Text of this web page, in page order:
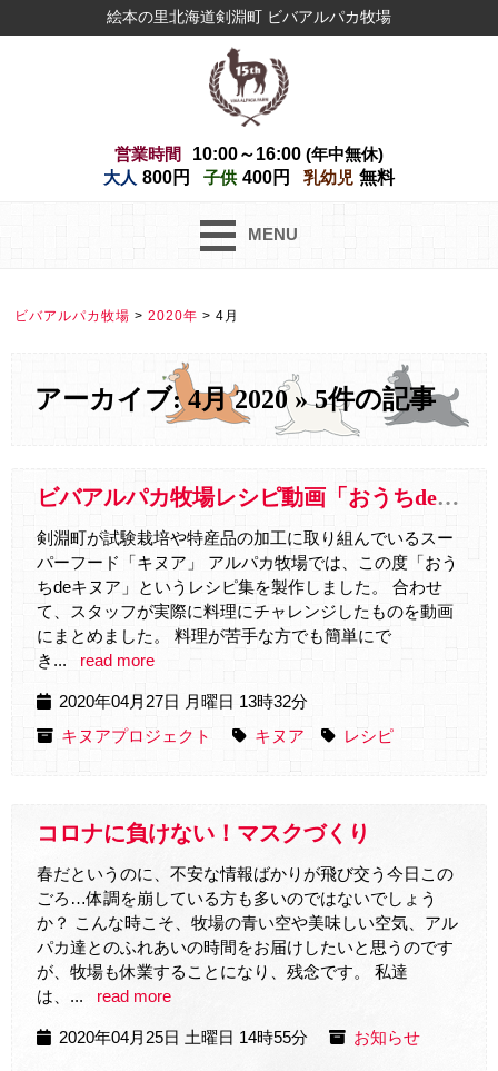
絵本の里北海道剣淵町 ビバアルパカ牧場
営業時間 10:00～16:00 (年中無休)
大人 800円 子供 400円 乳幼児 無料
MENU
ビバアルパカ牧場 > 2020年 > 4月
アーカイブ: 4月 2020 » 5件の記事
ビバアルパカ牧場レシピ動画「おうちdeキヌア」
剣淵町が試験栽培や特産品の加工に取り組んでいるスー
パーフード「キヌア」 アルパカ牧場では、この度「おう
ちdeキヌア」というレシピ集を製作しました。 合わせ
て、スタッフが実際に料理にチャレンジしたものを動画
にまとめました。 料理が苦手な方でも簡単にで
き...
read more
2020年04月27日 月曜日 13時32分
キヌアプロジェクト
キヌア レシピ
コロナに負けない！マスクづくり
春だというのに、不安な情報ばかりが飛び交う今日この
ごろ…体調を崩している方も多いのではないでしょう
か？ こんな時こそ、牧場の青い空や美味しい空気、アル
パカ達とのふれあいの時間をお届けしたいと思うのです
が、牧場も休業することになり、残念です。 私達
は、...
read more
2020年04月25日 土曜日 14時55分 お知らせ